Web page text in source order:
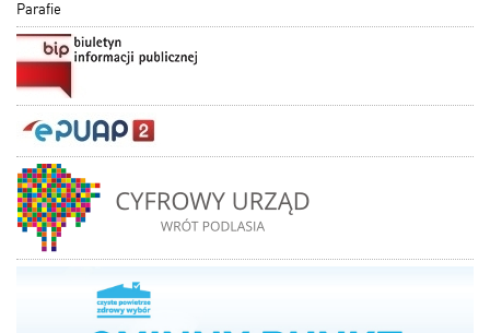
Parafie